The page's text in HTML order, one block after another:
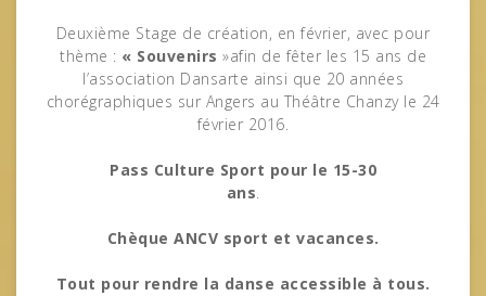
Deuxième Stage de création, en février, avec pour
thème : « Souvenirs »afin de fêter les 15 ans de
l’association Dansarte ainsi que 20 années
chorégraphiques sur Angers au Théâtre Chanzy le 24
février 2016.
Pass Culture Sport pour le 15-30
ans.
Chèque ANCV sport et vacances.
Tout pour rendre la danse accessible à tous.